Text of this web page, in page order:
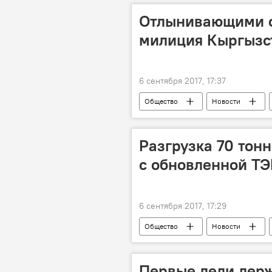
Отлынивающими
милиция
6 сентября 2017, 17:37
Общество Новости
Разгрузка 70
с обновленной
6 сентября 2017, 17:29
Общество Новости
уголь